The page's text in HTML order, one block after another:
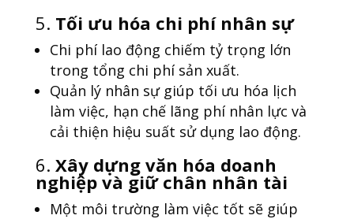
5. Tối ưu hóa chi phí nhân sự
Chi phí lao động chiếm tỷ trọng lớn
trong tổng chi phí sản xuất.
Quản lý nhân sự giúp tối ưu hóa lịch
làm việc, hạn chế lãng phí nhân lực và
cải thiện hiệu suất sử dụng lao động.
6. Xây dựng văn hóa doanh
nghiệp và giữ chân nhân tài
Một môi trường làm việc tốt sẽ giúp